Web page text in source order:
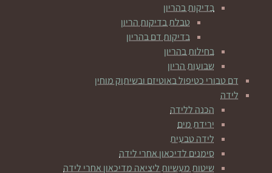
בדיקות בהריון
טבלת בדיקות הריון
בדיקות דם בהריון
בחילות בהריון
שבועות הריון
דם טבורי כטיפול באוטיזם ובשיתוק מוחין
לידה
הכנה ללידה
ירידת מים
לידה טבעית
סימנים לדיכאון אחרי לידה
שיטות מעשיות ליציאה מדיכאון אחרי לידה